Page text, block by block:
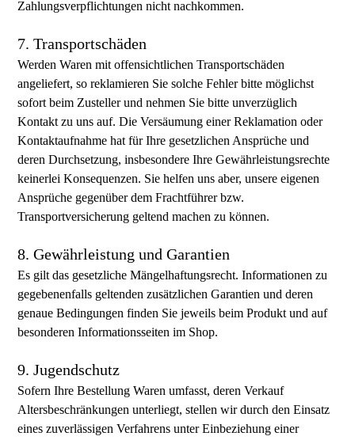
Zahlungsverpflichtungen nicht nachkommen.
7. Transportschäden
Werden Waren mit offensichtlichen Transportschäden
angeliefert, so reklamieren Sie solche Fehler bitte möglichst
sofort beim Zusteller und nehmen Sie bitte unverzüglich
Kontakt zu uns auf. Die Versäumung einer Reklamation oder
Kontaktaufnahme hat für Ihre gesetzlichen Ansprüche und
deren Durchsetzung, insbesondere Ihre Gewährleistungsrechte
keinerlei Konsequenzen. Sie helfen uns aber, unsere eigenen
Ansprüche gegenüber dem Frachtführer bzw.
Transportversicherung geltend machen zu können.
8. Gewährleistung und Garantien
Es gilt das gesetzliche Mängelhaftungsrecht. Informationen zu
gegebenenfalls geltenden zusätzlichen Garantien und deren
genaue Bedingungen finden Sie jeweils beim Produkt und auf
besonderen Informationsseiten im Shop.
9. Jugendschutz
Sofern Ihre Bestellung Waren umfasst, deren Verkauf
Altersbeschränkungen unterliegt, stellen wir durch den Einsatz
eines zuverlässigen Verfahrens unter Einbeziehung einer